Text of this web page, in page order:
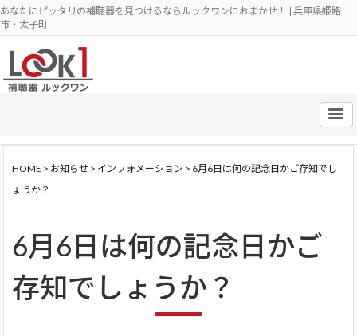
あなたにピッタリの補聴器を見つけるならルックワンにおまかせ！ | 兵庫県姫路
市・太子町
HOME > お知らせ > インフォメーション > 6月6日は何の記念日かご存知でし
ょうか？
6月6日は何の記念日かご
存知でしょうか？